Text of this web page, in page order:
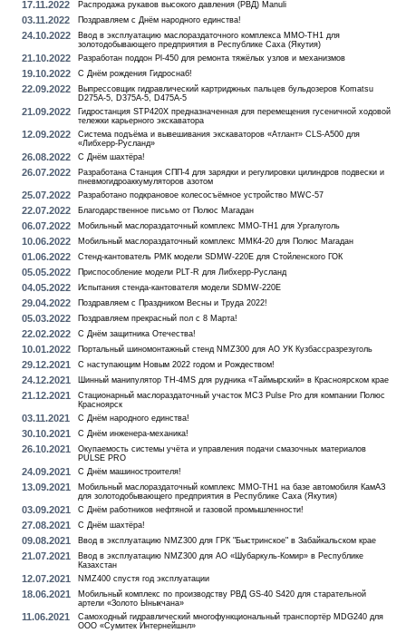
17.11.2022 Распродажа рукавов высокого давления (РВД) Manuli
03.11.2022 Поздравляем с Днём народного единства!
24.10.2022
Ввод в эксплуатацию маслораздаточного комплекса MMO-TH1 для
золотодобывающего предприятия в Республике Саха (Якутия)
21.10.2022 Разработан поддон Pl-450 для ремонта тяжёлых узлов и механизмов
19.10.2022 С Днём рождения Гидроснаб!
22.09.2022
Выпрессовщик гидравлический картриджных пальцев бульдозеров Komatsu
D275A-5, D375A-5, D475A-5
21.09.2022
Гидростанция STP420X предназначенная для перемещения гусеничной ходовой
тележки карьерного экскаватора
12.09.2022
Система подъёма и вывешивания экскаваторов «Атлант» CLS-А500 для
«Либхерр-Русланд»
26.08.2022 С Днём шахтёра!
26.07.2022
Разработана Станция СПП-4 для зарядки и регулировки цилиндров подвески и
пневмогидроаккумуляторов азотом
25.07.2022 Разработано подкрановое колесосъёмное устройство MWC-57
22.07.2022 Благодарственное письмо от Полюс Магадан
06.07.2022 Мобильный маслораздаточный комплекс MMO-TH1 для Ургалуголь
10.06.2022 Мобильный маслораздаточный комплекс ММК4-20 для Полюс Магадан
01.06.2022 Стенд-кантователь РМК модели SDMW-220E для Стойленского ГОК
05.05.2022 Приспособление модели PLT-R для Либхерр-Русланд
04.05.2022 Испытания стенда-кантователя модели SDMW-220E
29.04.2022 Поздравляем с Праздником Весны и Труда 2022!
05.03.2022 Поздравляем прекрасный пол с 8 Марта!
22.02.2022 С Днём защитника Отечества!
10.01.2022 Портальный шиномонтажный стенд NMZ300 для АО УК Кузбассразрезуголь
29.12.2021 С наступающим Новым 2022 годом и Рождеством!
24.12.2021 Шинный манипулятор TH-4MS для рудника «Таймырский» в Красноярском крае
21.12.2021
Стационарный маслораздаточный участок MC3 Pulse Pro для компании Полюс
Красноярск
03.11.2021 С Днём народного единства!
30.10.2021 С Днём инженера-механика!
26.10.2021
Окупаемость системы учёта и управления подачи смазочных материалов
PULSE PRO
24.09.2021 С Днём машиностроителя!
13.09.2021
Мобильный маслораздаточный комплекс MMO-TH1 на базе автомобиля КамАЗ
для золотодобывающего предприятия в Республике Саха (Якутия)
03.09.2021 С Днём работников нефтяной и газовой промышленности!
27.08.2021 С Днём шахтёра!
09.08.2021 Ввод в эксплуатацию NMZ300 для ГРК "Быстринское" в Забайкальском крае
21.07.2021
Ввод в эксплуатацию NMZ300 для АО «Шубаркуль-Комир» в Республике
Казахстан
12.07.2021 NMZ400 спустя год эксплуатации
18.06.2021
Мобильный комплекс по производству РВД GS-40 S420 для старательной
артели «Золото Ыныкчана»
11.06.2021
Самоходный гидравлический многофункциональный транспортёр MDG240 для
ООО «Сумитек Интернейшнл»